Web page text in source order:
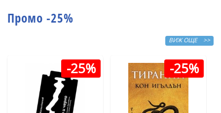
Промо -25%
ВИЖ ОЩЕ >>
-25% -25%